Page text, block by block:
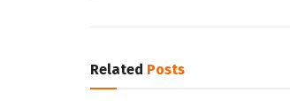
Related Posts